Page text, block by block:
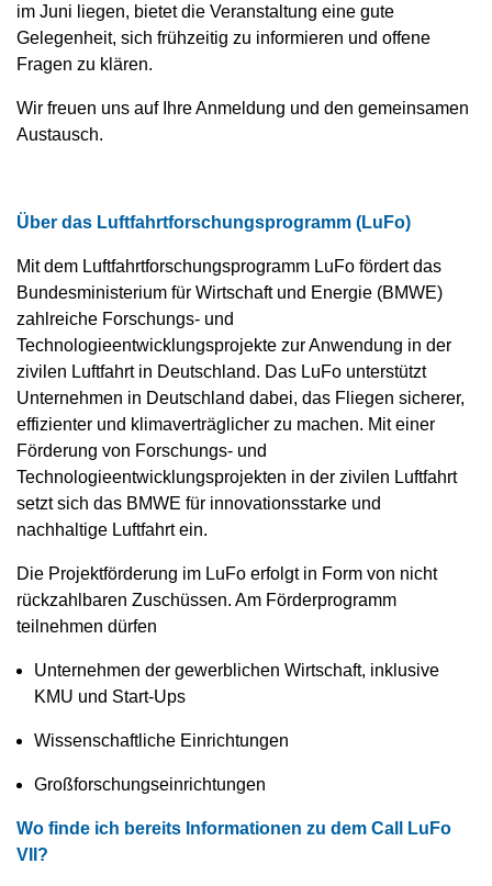
im Juni liegen, bietet die Veranstaltung eine gute
Gelegenheit, sich frühzeitig zu informieren und offene
Fragen zu klären.
Wir freuen uns auf Ihre Anmeldung und den gemeinsamen
Austausch.
Über das Luftfahrtforschungsprogramm (LuFo)
Mit dem Luftfahrtforschungsprogramm LuFo fördert das
Bundesministerium für Wirtschaft und Energie (BMWE)
zahlreiche Forschungs- und
Technologieentwicklungsprojekte zur Anwendung in der
zivilen Luftfahrt in Deutschland. Das LuFo unterstützt
Unternehmen in Deutschland dabei, das Fliegen sicherer,
effizienter und klimaverträglicher zu machen. Mit einer
Förderung von Forschungs- und
Technologieentwicklungsprojekten in der zivilen Luftfahrt
setzt sich das BMWE für innovationsstarke und
nachhaltige Luftfahrt ein.
Die Projektförderung im LuFo erfolgt in Form von nicht
rückzahlbaren Zuschüssen. Am Förderprogramm
teilnehmen dürfen
Unternehmen der gewerblichen Wirtschaft, inklusive
KMU und Start-Ups
Wissenschaftliche Einrichtungen
Großforschungseinrichtungen
Wo finde ich bereits Informationen zu dem Call LuFo
VII?